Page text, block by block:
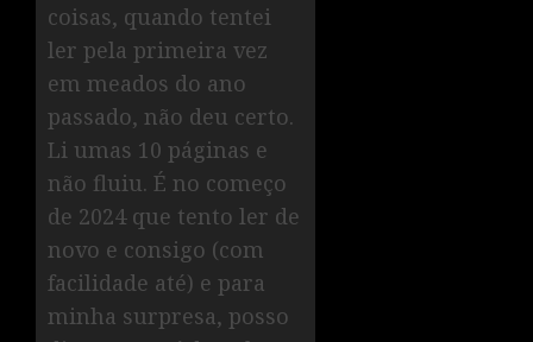
coisas, quando tentei
ler pela primeira vez
em meados do ano
passado, não deu certo.
Li umas 10 páginas e
não fluiu. É no começo
de 2024 que tento ler de
novo e consigo (com
facilidade até) e para
minha surpresa, posso